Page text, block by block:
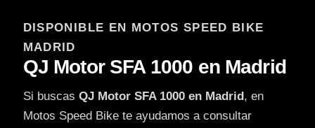
DISPONIBLE EN MOTOS SPEED BIKE
MADRID
QJ Motor SFA 1000 en Madrid
Si buscas QJ Motor SFA 1000 en Madrid , en
Motos Speed Bike te ayudamos a consultar